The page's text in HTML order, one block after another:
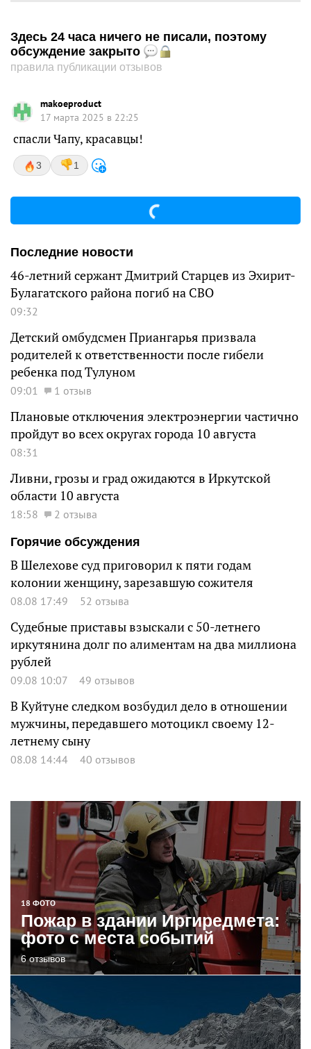
Здесь 24 часа ничего не писали, поэтому
обсуждение закрыто
правила публикации отзывов
makoeproduct
17 марта 2025 в 22:25
спасли Чапу, красавцы!
3 1
Последние новости
46-летний сержант Дмитрий Старцев из Эхирит-
Булагатского района погиб на СВО
09:32
Детский омбудсмен Приангарья призвала
родителей к ответственности после гибели
ребенка под Тулуном
09:01 1 отзыв
Плановые отключения электроэнергии частично
пройдут во всех округах города 10 августа
08:31
Ливни, грозы и град ожидаются в Иркутской
области 10 августа
18:58
2 отзыва
Горячие обсуждения
В Шелехове суд приговорил к пяти годам
колонии женщину, зарезавшую сожителя
08.08 17:49 52 отзыва
Судебные приставы взыскали с 50-летнего
иркутянина долг по алиментам на два миллиона
рублей
09.08 10:07 49 отзывов
В Куйтуне следком возбудил дело в отношении
мужчины, передавшего мотоцикл своему 12-
летнему сыну
08.08 14:44 40 отзывов
18 ФОТО
Пожар в здании Иргиредмета:
фото с места событий
6 отзывов